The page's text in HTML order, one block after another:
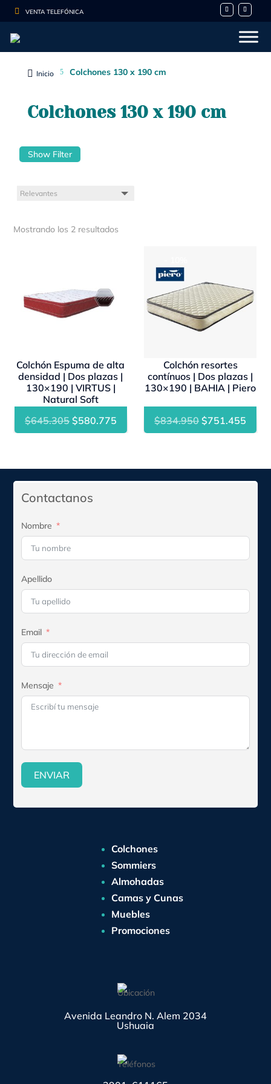
 VENTA TELEFÓNICA
 Inicio 5 Colchones 130 x 190 cm
Colchones 130 x 190 cm
Show Filter
Mostrando los 2 resultados
Colchón Espuma de alta
densidad | Dos plazas |
130×190 | VIRTUS |
Natural Soft
$645.305 El
precio
$645.305.
$580.775El
precio
$580.775.
Colchón resortes
contínuos | Dos plazas |
130×190 | BAHIA | Piero
$834.950 El
precio
$834.950.
$751.455
Colchones
Sommiers
Almohadas
Camas y Cunas
Muebles
Promociones
Avenida Leandro N. Alem 2034
Ushuaia
Contactanos
Nombre
Apellido
Email
Mensaje
ENVIAR